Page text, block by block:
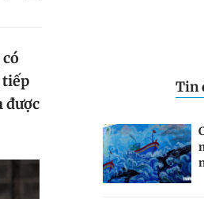
tiếp
được